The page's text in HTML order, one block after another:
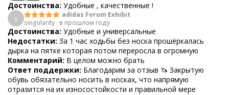
Достоинства: Удобные , качественные !
s
adidas Forum Exhibit
singularity · в прошлом году
Достоинства: Удобные и универсальные
Недостатки: За 1 час ходьбы без носка прошёркалась
дырка на пятке которая потом переросла в огромную
Комментарий: В целом можно брать
Ответ поддержки: Благодарим за отзыв 🦄 Закрытую
обувь обязательно носить в носках, что напрямую
отразится на их износостойкости и правильной мере